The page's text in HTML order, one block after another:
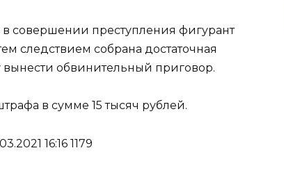
в совершении преступления фигурант
следствием собрана достаточная
вынести обвинительный приговор.
в сумме 15 тысяч рублей.
16:16 1179